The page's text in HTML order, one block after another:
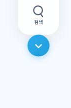
검색